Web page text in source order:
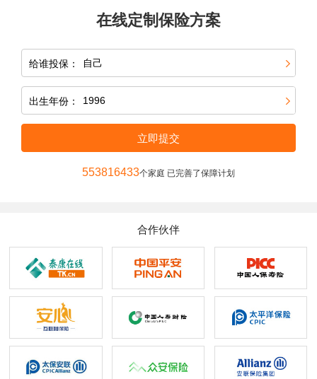
在线定制保险方案
给谁投保：
出生年份：
立即提交
553816433个家庭 已完善了保障计划
合作伙伴